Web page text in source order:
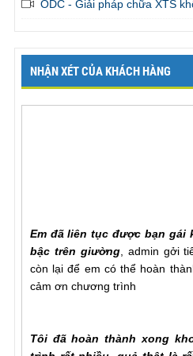
ODC - Giải pháp chữa XTS
NHẬN XÉT CỦA KHÁCH HÀNG
bậc trên giường, admin gởi
còn lại để em có thể hoàn
cảm ơn chương trình
trình rất nhiều, quả thật là